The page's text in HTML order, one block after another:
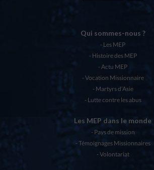
Qui sommes-nous ?
Les MEP
Histoire des MEP
Actu MEP
Vocation Missionnaire
Martyrs d’Asie
Lutte contre les abus
Les MEP dans le monde
Pays de mission
Témoignages Missionnaires
Volontariat